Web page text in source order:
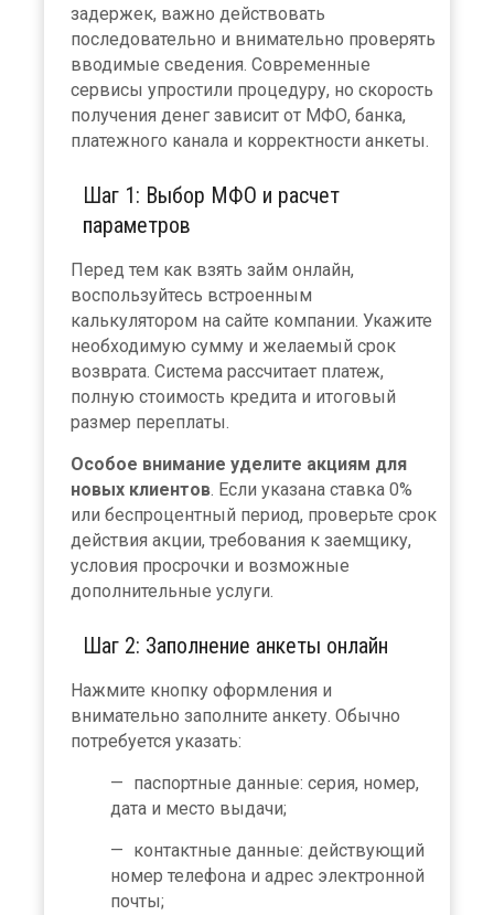
задержек, важно действовать
последовательно и внимательно проверять
вводимые сведения. Современные
сервисы упростили процедуру, но скорость
получения денег зависит от МФО, банка,
платежного канала и корректности анкеты.
Шаг 1: Выбор МФО и расчет
параметров
Перед тем как взять займ онлайн,
воспользуйтесь встроенным
калькулятором на сайте компании. Укажите
необходимую сумму и желаемый срок
возврата. Система рассчитает платеж,
полную стоимость кредита и итоговый
размер переплаты.
Особое внимание уделите акциям для
новых клиентов . Если указана ставка 0%
или беспроцентный период, проверьте срок
действия акции, требования к заемщику,
условия просрочки и возможные
дополнительные услуги.
Шаг 2: Заполнение анкеты онлайн
Нажмите кнопку оформления и
внимательно заполните анкету. Обычно
потребуется указать:
паспортные данные: серия, номер,
дата и место выдачи;
контактные данные: действующий
номер телефона и адрес электронной
почты;